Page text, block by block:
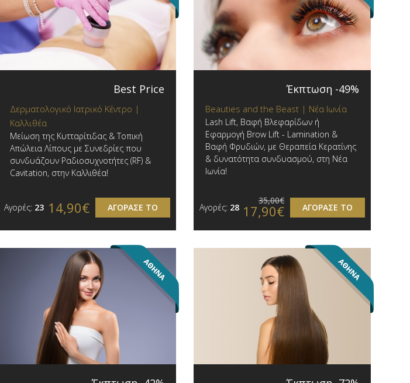
Best Price
Δερματολογικό Ιατρικό Κέντρο |
Καλλιθέα
Μείωση της Κυτταρίτιδας & Τοπική
Απώλεια Λίπους με Συνεδρίες που
συνδυάζουν Ραδιοσυχνοτήτες (RF) &
Cavitation, στην Καλλιθέα!
Αγορές: 23 ΑΓΟΡΑΣΕ ΤΟ
14,90€
Έκπτωση -49%
Beauties and the Beast | Νέα Ιωνία
Lash Lift, Βαφή Βλεφαρίδων ή
Εφαρμογή Brow Lift - Lamination &
Βαφή Φρυδιών, με Θεραπεία Κερατίνης
& δυνατότητα συνδυασμού, στη Νέα
Ιωνία!
Αγορές: 28 ΑΓΟΡΑΣΕ ΤΟ
35,00€
17,90€